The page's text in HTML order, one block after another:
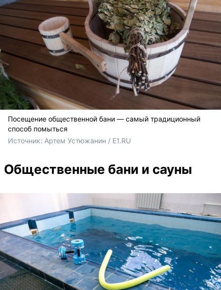
Посещение общественной бани — самый традиционный
способ помыться
Источник: Артем Устюжанин / E1.RU
Общественные бани и сауны